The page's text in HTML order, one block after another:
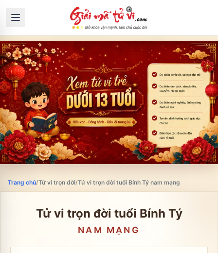
Trang chủ/Tử vi trọn đời/Tử vi trọn đời tuổi Bính Tý nam mạng
Tử vi trọn đời tuổi Bính Tý
NAM MẠNG